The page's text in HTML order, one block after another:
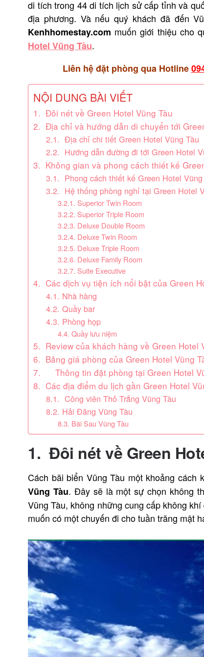
di tích trong 44 di tích lịch sử cấp tỉnh và
địa phương. Và nếu quý khách đã đến
Kenhhomestay.com muốn giới thiệu cho
Hotel Vũng Tàu.
Liên hệ đặt phòng qua Hotline
NỘI DUNG BÀI VIẾT
1. Đôi nét về Green Hotel Vũng Tàu
2. Địa chỉ và hướng dẫn di chuyển tới
2.1. Địa chỉ chi tiết Green Hotel Vũng Tàu
2.2. Hướng dẫn đường đi tới Green Hotel
3. Không gian và phong cách thiết kế
3.1. Phong cách thiết kế Green Hotel Vũng
3.2. Hệ thống phòng nghỉ tại Green Hotel
3.2.1. Superior Twin Room
3.2.2. Superior Triple Room
3.2.3. Deluxe Double Room
3.2.4. Deluxe Twin Room
3.2.5. Deluxe Triple Room
3.2.6. Deluxe Family Room
3.2.7. Suite Executive
4. Các dịch vụ tiện ích nổi bật của Green
4.1. Nhà hàng
4.2. Quầy bar
4.3. Phòng họp
4.4. Quầy lưu niệm
5. Review của khách hàng về Green Hotel
6. Bảng giá phòng của Green Hotel Vũng
7. Thông tin đặt phòng tại Green Hotel
8. Các địa điểm du lịch gần Green Hotel
8.1. Công viên Thỏ Trắng Vũng Tàu
8.2. Hải Đăng Vũng Tàu
8.3. Bãi Sau Vũng Tàu
1.Đôi nét về Green
Cách bãi biển Vũng Tàu một khoảng
Vũng Tàu. Đây sẽ là một sự chọn không
Vũng Tàu, không những cung cấp không
muốn có một chuyến đi cho tuần trăng mật